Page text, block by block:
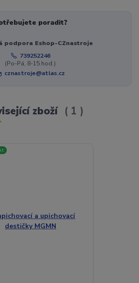
poradit?
podpora Eshop-CZnastroje
739252246
(Po-Pá, 8-15 hod.)
cznastroje@atlas.cz
zboží 1